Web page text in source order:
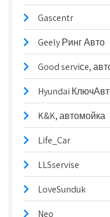
Gascentr
Geely Ринг Авто
Good serviсe,
Hyundai
K&K, автомойка
Life_Car
LLSservise
LoveSunduk
Neo